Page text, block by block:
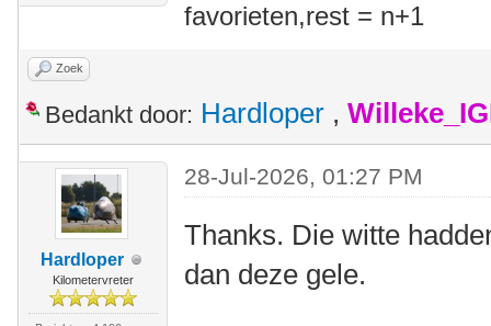
favorieten,rest = n+1
Zoek
Bedankt door: Hardloper ,
Hardloper
Kilometervreter
28-Jul-2026, 01:27 PM
Thanks. Die witte
dan deze gele.